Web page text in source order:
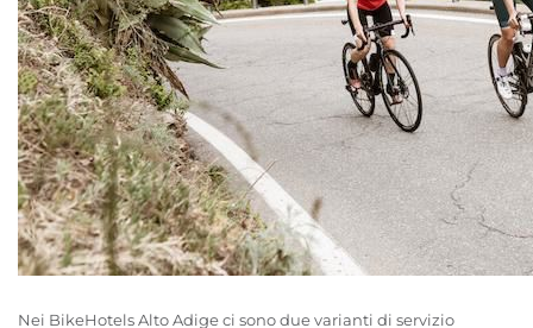
Nei BikeHotels Alto Adige ci sono due varianti di servizio